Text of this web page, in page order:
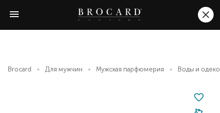
Brocard Для мужчин Мужская парфюмерия Воды и